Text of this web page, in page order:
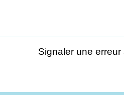
Signaler une